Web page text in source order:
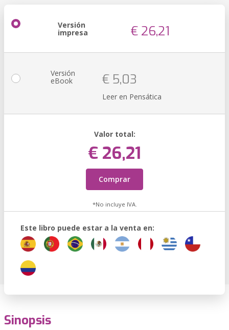
Versión
impresa € 26,21
Versión
eBook € 5,03
Leer en Pensática
Valor total:
€ 26,21
Comprar
*No incluye IVA.
Este libro puede estar a la venta en:
Sinopsis